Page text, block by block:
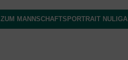
ZUM MANNSCHAFTSPORTRAIT NULIGA